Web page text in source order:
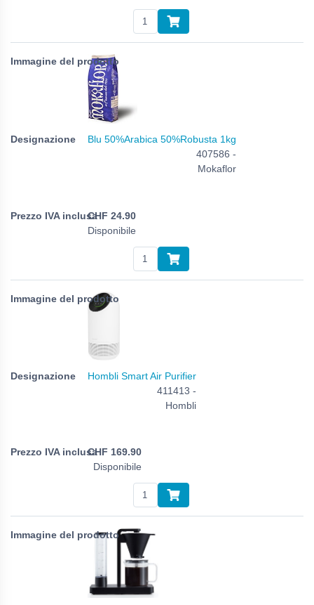
Blu 50%Arabica 50%Robusta 1kg
407586 -
Mokaflor
CHF 24.90
Disponibile
Hombli Smart Air Purifier
411413 -
Hombli
CHF 169.90
Disponibile